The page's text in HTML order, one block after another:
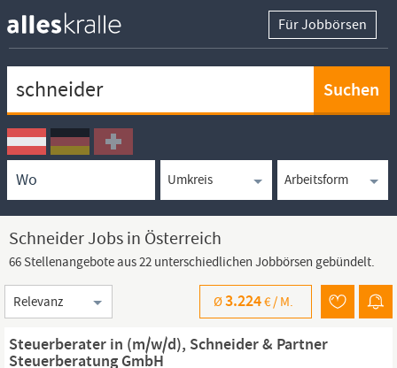
Für Jobbörsen
Ortssuche
Umkreissuche
Arbeitsform
Schneider Jobs in Österreich
66 Stellenangebote aus 22 unterschiedlichen Jobbörsen gebündelt.
Sortierung
Ø3.224€ / M.
Steuerberater in (m/w/d), Schneider & Partner
Steuerberatung GmbH